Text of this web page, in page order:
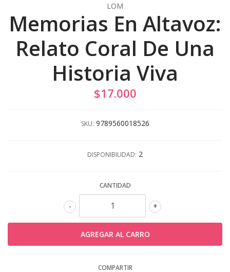
LOM
Memorias En Altavoz:
Relato Coral De Una
Historia Viva
$17.000
SKU: 9789560018526
DISPONIBILIDAD: 2
CANTIDAD
+
-
COMPARTIR